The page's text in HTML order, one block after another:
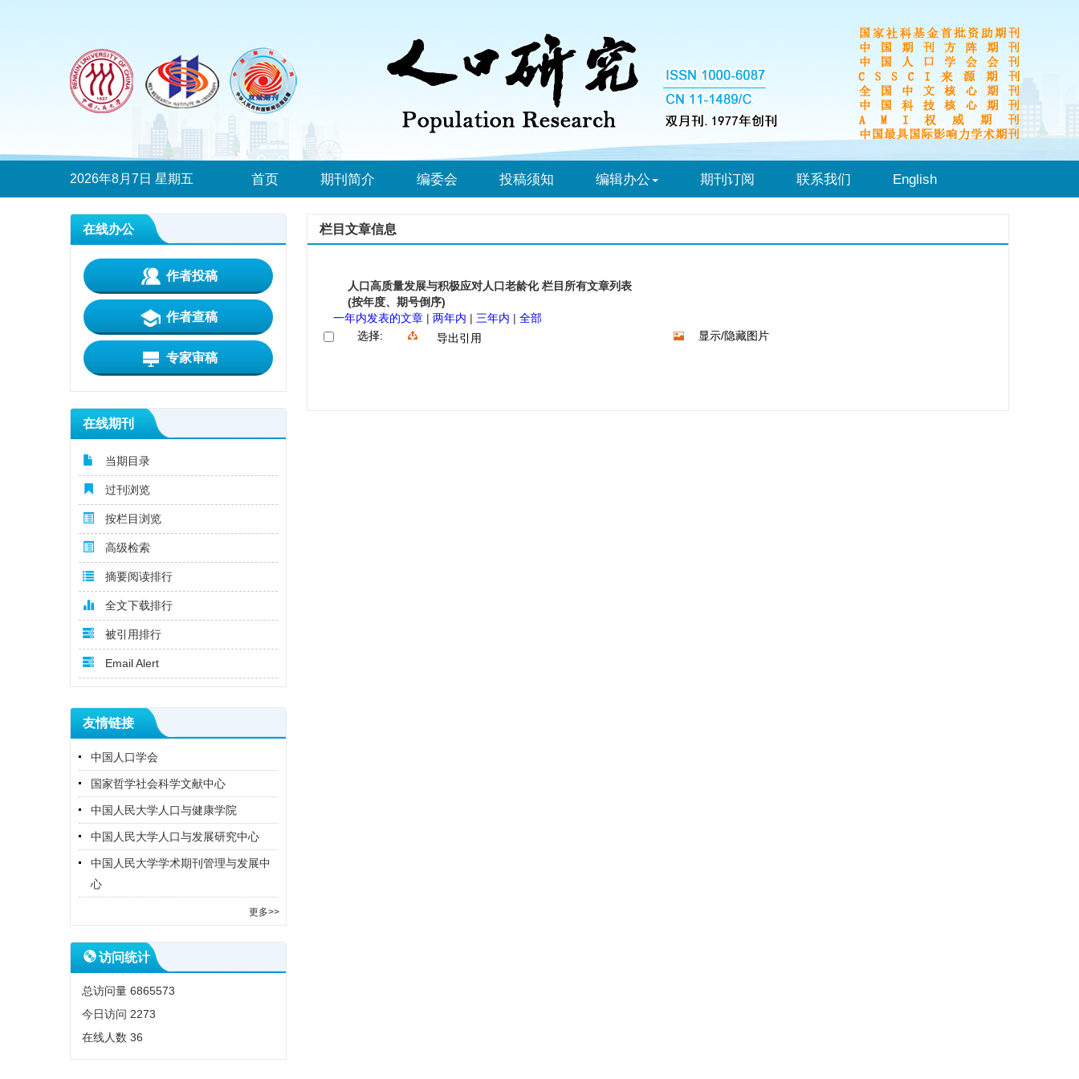
2026年8月7日 星期五 首页 期刊简介 编委会 投稿须知 编辑办公 期刊订阅 联系我们 English
在线办公
作者投稿
作者查稿
专家审稿
在线期刊
当期目录
过刊浏览
按栏目浏览
高级检索
摘要阅读排行
全文下载排行
被引用排行
Email Alert
友情链接
中国人口学会
国家哲学社会科学文献中心
中国人民大学人口与健康学院
中国人民大学人口与发展研究中心
中国人民大学学术期刊管理与发展中
心
更多>>
访问统计
总访问量 6865573
今日访问 2273
在线人数 36
栏目文章信息
人口高质量发展与积极应对人口老龄化 栏目所有文章列表
(按年度、期号倒序)
一年内发表的文章 | 两年内 | 三年内 | 全部
选择:
导出引用 显示/隐藏图片